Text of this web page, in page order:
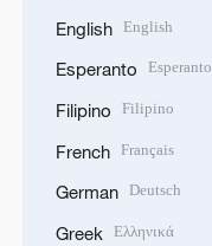
English English
Esperanto Esperanto
Filipino Filipino
French Français
German Deutsch
Greek Ελληνικά